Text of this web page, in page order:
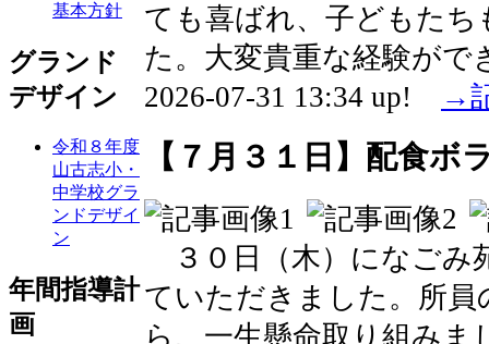
基本方針
グランド
デザイン
令和８年度
山古志小・
中学校グラ
ンドデザイ
ン
年間指導計
画
ても喜ばれ、子どもた
た。大変貴重な経験がで
2026-07-31 13:34 up!
→
【７月３１日】配食ボ
３０日（木）になごみ
ていただきました。所
ら、一生懸命取り組みま